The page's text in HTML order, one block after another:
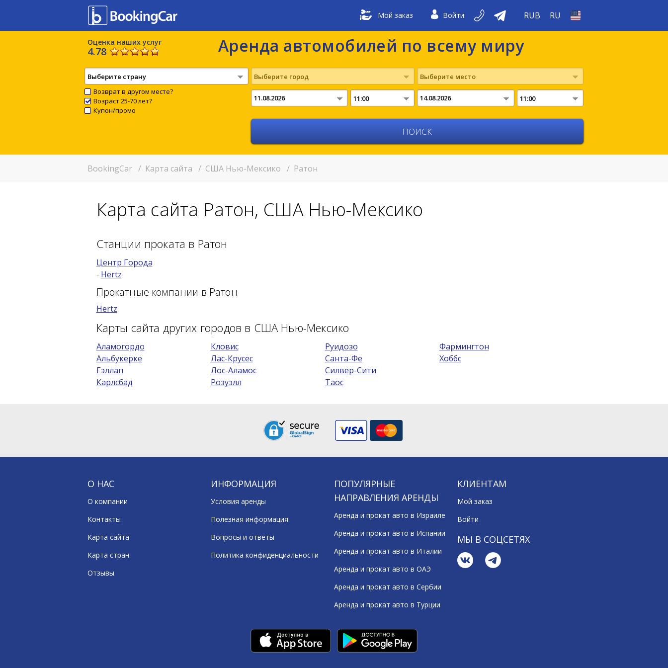
Мой заказ Войти RUB RU
Оценка наших услуг
4.78 Аренда автомобилей по всему миру
Выберите страну Выберите город Выберите место
11:00 11:00
Возврат в другом месте?
Возраст 25-70 лет?
Купон/промо
BookingCar / Карта сайта / США Нью-Мексико / Ратон
Карта сайта Ратон, США Нью-Мексико
Станции проката в Ратон
Центр Города
- Hertz
Прокатные компании в Ратон
Hertz
Карты сайта других городов в США Нью-Мексико
Аламогордо
Альбукерке
Гэллап
Карлсбад
Кловис
Лас-Крусес
Лос-Аламос
Розуэлл
Руидозо
Санта-Фе
Силвер-Сити
Таос
Фармингтон
Хоббс
О НАС
О компании
Контакты
Карта сайта
Карта стран
Отзывы
ИНФОРМАЦИЯ
Условия аренды
Полезная информация
Вопросы и ответы
Политика конфиденциальности
ПОПУЛЯРНЫЕ
НАПРАВЛЕНИЯ АРЕНДЫ
Аренда и прокат авто в Израиле
Аренда и прокат авто в Испании
Аренда и прокат авто в Италии
Аренда и прокат авто в ОАЭ
Аренда и прокат авто в Сербии
Аренда и прокат авто в Турции
КЛИЕНТАМ
Мой заказ
Войти
МЫ В СОЦСЕТЯХ